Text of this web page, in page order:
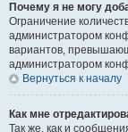
Почему я не могу
Ограничение
администратором
вариантов,
администратором
Вернуться к началу
Как мне
Так же, как и